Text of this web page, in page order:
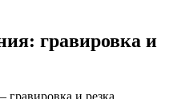
гравировка и
и резка